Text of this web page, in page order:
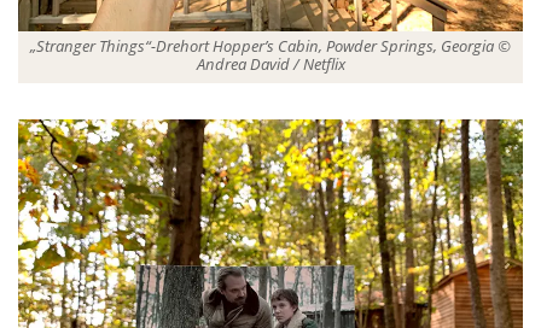
„Stranger Things“-Drehort Hopper’s Cabin, Powder Springs, Georgia ©
Andrea David / Netflix